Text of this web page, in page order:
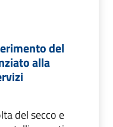
del
alla
del secco e